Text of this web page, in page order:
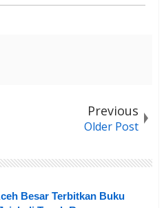
Previous
Older Post
Besar Terbitkan Buku